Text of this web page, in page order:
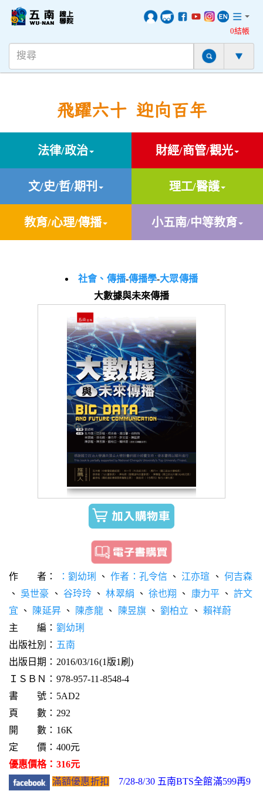
0結帳
飛躍六十 迎向百年
法律/政治 財經/商管/觀光
文/史/哲/期刊 理工/醫護
教育/心理/傳播 小五南/中等教育
社會、傳播-傳播學-大眾傳播
大數據與未來傳播
作 者： ：劉幼琍 、作者：孔令信、 江亦瑄 、 何吉森
、 吳世豪 、 谷玲玲 、林翠絹 、徐也翔 、 康力平 、許文
宜 、 陳延昇、 陳彥龍 、 陳昱旗、劉柏立 、 賴祥蔚
主 編： 劉幼琍
出版社別： 五南
出版日期：2016/03/16(1版1刷)
ＩＳＢＮ：978-957-11-8548-4
書 號：5AD2
頁 數：292
開 數：16K
定 價：400元
優惠價格：316元
滿額優惠折扣
7/28-8/30 五南BTS全館滿599再9